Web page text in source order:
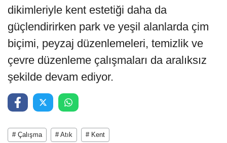
dikimleriyle kent estetiği daha da
güçlendirirken park ve yeşil alanlarda çim
biçimi, peyzaj düzenlemeleri, temizlik ve
çevre düzenleme çalışmaları da aralıksız
şekilde devam ediyor.
# Çalışma # Atık # Kent